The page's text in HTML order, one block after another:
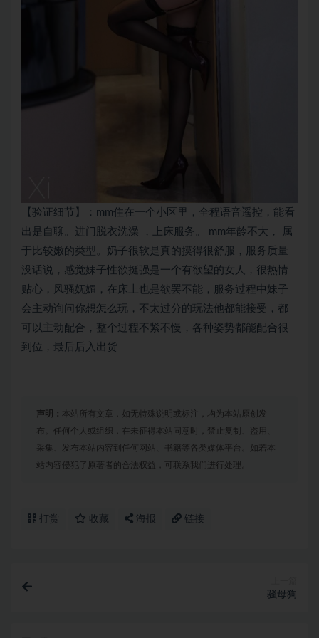
【验证细节】：mm住在一个小区里，全程语音遥控，能看
出是自聊。进门脱衣洗澡 ，上床服务。 mm年龄不大， 属
于比较嫩的类型。奶子很软是真的摸得很舒服，服务质量
没话说，感觉妹子性欲挺强是一个有欲望的女人，很热情
贴心，风骚妩媚，在床上也是欲罢不能，服务过程中妹子
会主动询问你想怎么玩，不太过分的玩法他都能接受，都
可以主动配合，整个过程不紧不慢，各种姿势都能配合很
到位，最后后入出货
声明： 本站所有文章，如无特殊说明或标注，均为本站原创发
布。任何个人或组织，在未征得本站同意时，禁止复制、盗用、
采集、发布本站内容到任何网站、书籍等各类媒体平台。如若本
站内容侵犯了原著者的合法权益，可联系我们进行处理。
打赏 收藏 海报 链接
骚母狗